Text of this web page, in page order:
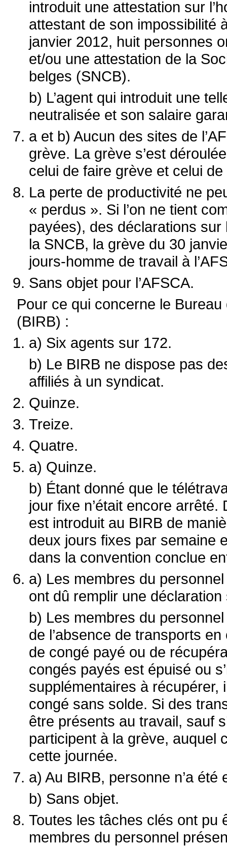
introduit une attestation sur
attestant de son impossibilité
janvier 2012, huit personnes
et/ou une attestation de la
belges (SNCB).
b) L’agent qui introduit une
neutralisée et son salaire
a et b) Aucun des sites de
grève. La grève s’est
celui de faire grève et celui de
La perte de productivité ne
« perdus ». Si l’on ne tient
payées), des déclarations sur
la SNCB, la grève du 30
jours-homme de travail à
Sans objet pour l’AFSCA.
Pour ce qui concerne le
(BIRB) :
a) Six agents sur 172.
b) Le BIRB ne dispose pas
affiliés à un syndicat.
Quinze.
Treize.
Quatre.
a) Quinze.
b) Étant donné que le
jour fixe n’était encore
est introduit au BIRB de
deux jours fixes par semaine
dans la convention conclue
a) Les membres du personnel
ont dû remplir une déclaration
b) Les membres du
de l’absence de transports
de congé payé ou de
congés payés est épuisé ou
supplémentaires à récupérer,
congé sans solde. Si des
être présents au travail, sauf
participent à la grève, auquel
cette journée.
a) Au BIRB, personne n’a été
b) Sans objet.
Toutes les tâches clés ont pu
membres du personnel